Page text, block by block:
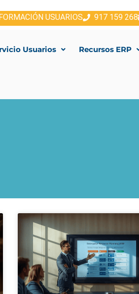
USUARIOS 917 159 268
Usuarios Recursos ERP